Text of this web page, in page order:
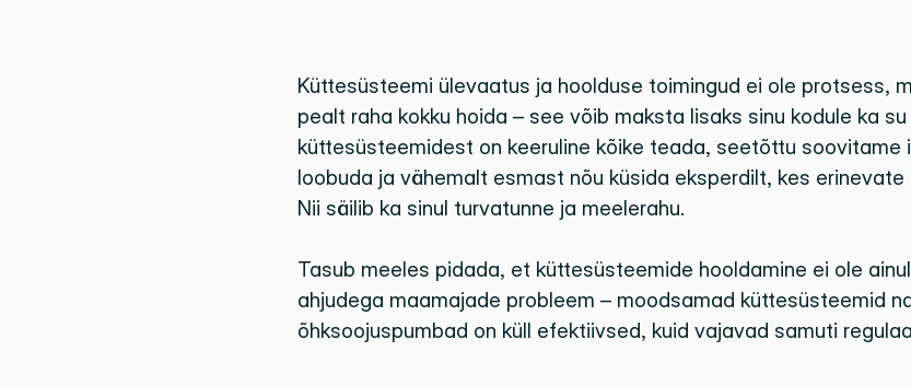
Küttesüsteemi ülevaatus ja hoolduse toimingud ei ole protsess,
pealt raha kokku hoida – see võib maksta lisaks sinu kodule ka su
küttesüsteemidest on keeruline kõike teada, seetõttu soovitame
loobuda ja vähemalt esmast nõu küsida eksperdilt, kes
Nii säilib ka sinul turvatunne ja meelerahu.
Tasub meeles pidada, et küttesüsteemide hooldamine ei ole
ahjudega maamajade probleem – moodsamad küttesüsteemid
õhksoojuspumbad on küll efektiivsed, kuid vajavad samuti